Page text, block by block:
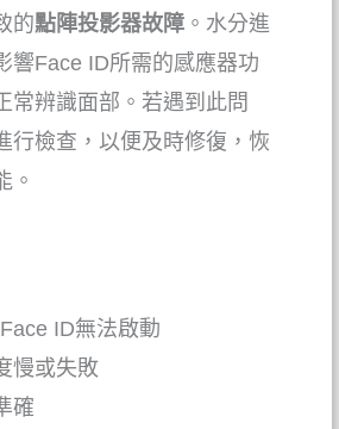
的點陣投影器故障 。水分進
響Face ID所需的感應器功
常辨識面部。若遇到此問
行檢查，以便及時修復，恢
。
Face ID無法啟動
慢或失敗
確